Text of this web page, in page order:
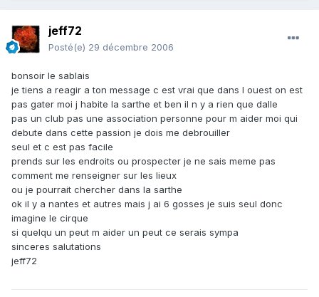
jeff72
Posté(e) 29 décembre 2006
bonsoir le sablais
je tiens a reagir a ton message c est vrai que dans l ouest on est
pas gater moi j habite la sarthe et ben il n y a rien que dalle
pas un club pas une association personne pour m aider moi qui
debute dans cette passion je dois me debrouiller
seul et c est pas facile
prends sur les endroits ou prospecter je ne sais meme pas
comment me renseigner sur les lieux
ou je pourrait chercher dans la sarthe
ok il y a nantes et autres mais j ai 6 gosses je suis seul donc
imagine le cirque
si quelqu un peut m aider un peut ce serais sympa
sinceres salutations
jeff72